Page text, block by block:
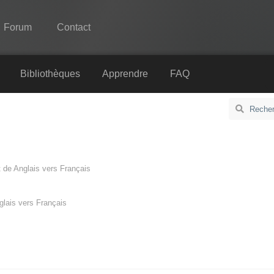
Forum Contact
Spine
Apprendre
Bibliothèques Apprendre FAQ
de Anglais vers Français
vers Français